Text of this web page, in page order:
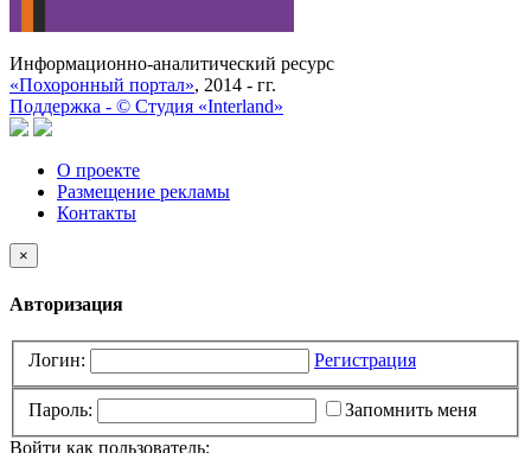
Информационно-аналитический ресурс
«Похоронный портал», 2014 - гг.
Поддержка - © Cтудия «Interland»
О проекте
Размещение рекламы
Контакты
×
Авторизация
Логин: Регистрация
Пароль:
Запомнить меня
Войти как пользователь: